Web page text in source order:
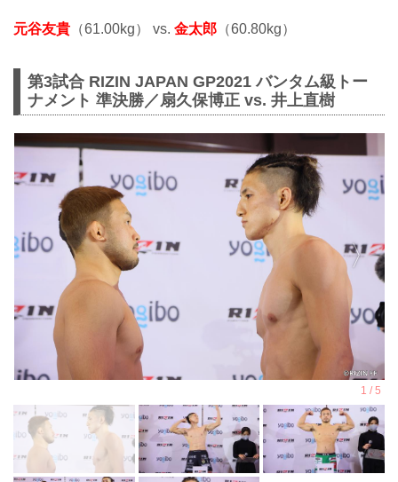
元谷友貴 （61.00kg） vs. 金太郎 （60.80kg）
第3試合 RIZIN JAPAN GP2021 バンタム級トー
ナメント 準決勝／扇久保博正 vs. 井上直樹